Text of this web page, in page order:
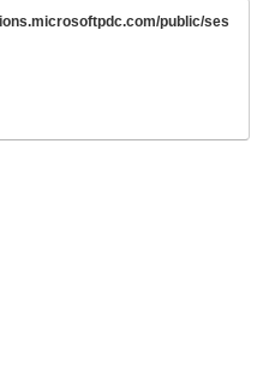
public/ses